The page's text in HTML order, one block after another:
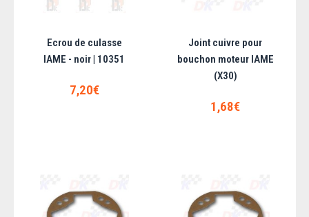
Culasse nue, vendue sans raccord ni bouchon...
188,00€
Ajouter aux articles préférés
Ecrou de culasse
IAME - noir | 10351
7,20€
Joint cuivre pour
bouchon moteur IAME
(X30)
1,68€